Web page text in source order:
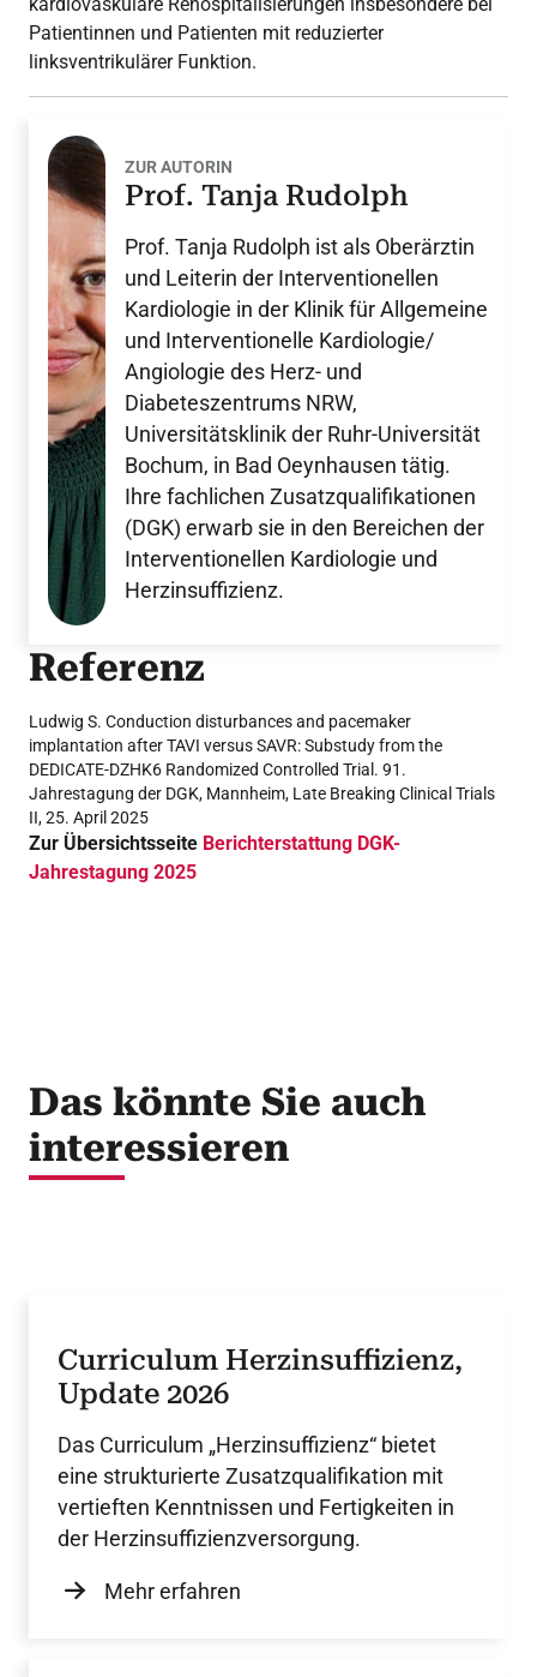
Patientinnen und Patienten mit reduzierter
linksventrikulärer Funktion.
ZUR AUTORIN
Prof. Tanja Rudolph
Prof. Tanja Rudolph ist als Oberärztin
und Leiterin der Interventionellen
Kardiologie in der Klinik für Allgemeine
und Interventionelle Kardiologie/
Angiologie des Herz- und
Diabeteszentrums NRW,
Universitätsklinik der Ruhr-Universität
Bochum, in Bad Oeynhausen tätig.
Ihre fachlichen Zusatzqualifikationen
(DGK) erwarb sie in den Bereichen der
Interventionellen Kardiologie und
Herzinsuffizienz.
Referenz
Ludwig S. Conduction disturbances and pacemaker
implantation after TAVI versus SAVR: Substudy from the
DEDICATE-DZHK6 Randomized Controlled Trial. 91.
Jahrestagung der DGK, Mannheim, Late Breaking Clinical Trials
II, 25. April 2025
Zur Übersichtsseite Berichterstattung DGK-
Jahrestagung 2025
Das könnte Sie auch
interessieren
Curriculum Herzinsuffizienz,
Update 2026
Das Curriculum „Herzinsuffizienz“ bietet
eine strukturierte Zusatzqualifikation mit
vertieften Kenntnissen und Fertigkeiten in
der Herzinsuffizienzversorgung.
Mehr erfahren